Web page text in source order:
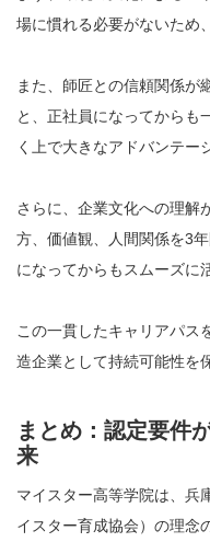
場に慣れる必要がないため
また、師匠との信頼関係が
と、正社員になってからも
く上で大きなアドバンテー
さらに、企業文化への理解
方、価値観、人間関係を3
になってからもスムーズに
この一貫したキャリアパス
造企業として持続可能性を
まとめ：認定要件
来
マイスター高等学院は、兵
イスター育成協会）の理念